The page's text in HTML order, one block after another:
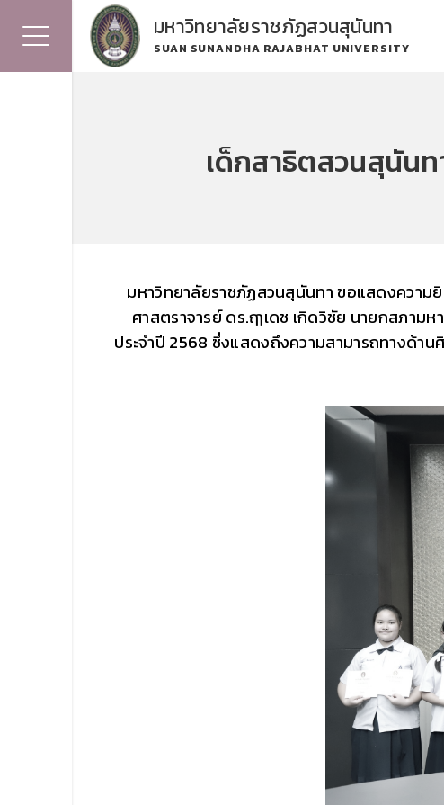
มหาวิทยาลัยราชภัฏสวนสุนันทา
SUAN SUNANDHA RAJABHAT UNIVERSITY
เด็กสาธิตสวนสุนันท
มหาวิทยาลัยราชภัฏสวนสุนันทาขอแสดงความ
ศาสตราจารย์ ดร.ฤๅเดช เกิดวิชัย นายกสภาม
ประจำปี 2568 ซึ่งแสดงถึงความสามารถทางด้าน